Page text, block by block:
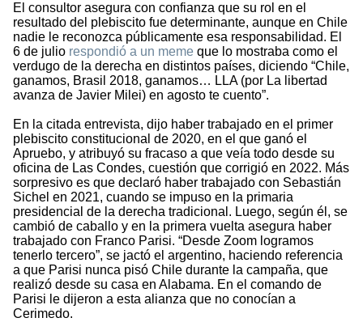
El consultor asegura con confianza que su rol en el
resultado del plebiscito fue determinante, aunque en Chile
nadie le reconozca públicamente esa responsabilidad. El
6 de julio respondió a un meme que lo mostraba como el
verdugo de la derecha en distintos países, diciendo “Chile,
ganamos, Brasil 2018, ganamos… LLA (por La libertad
avanza de Javier Milei) en agosto te cuento”.
En la citada entrevista, dijo haber trabajado en el primer
plebiscito constitucional de 2020, en el que ganó el
Apruebo, y atribuyó su fracaso a que veía todo desde su
oficina de Las Condes, cuestión que corrigió en 2022. Más
sorpresivo es que declaró haber trabajado con Sebastián
Sichel en 2021, cuando se impuso en la primaria
presidencial de la derecha tradicional. Luego, según él, se
cambió de caballo y en la primera vuelta asegura haber
trabajado con Franco Parisi. “Desde Zoom logramos
tenerlo tercero”, se jactó el argentino, haciendo referencia
a que Parisi nunca pisó Chile durante la campaña, que
realizó desde su casa en Alabama. En el comando de
Parisi le dijeron a esta alianza que no conocían a
Cerimedo.